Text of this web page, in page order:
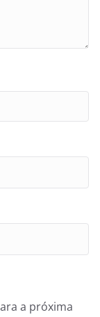
a próxima